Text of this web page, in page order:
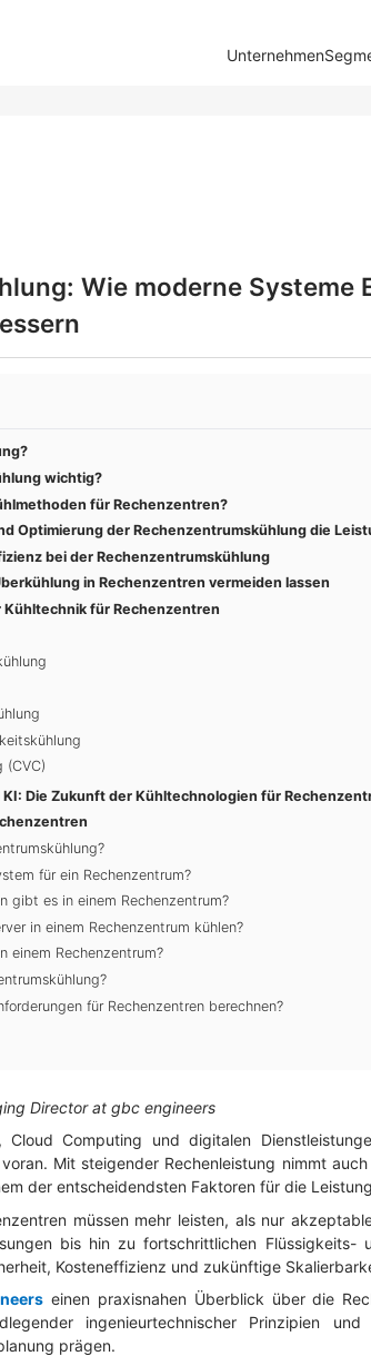
Unternehmen
Wie moderne Systeme
wichtig?
für Rechenzentren?
Optimierung der Rechenzentrumskühlung die
bei der Rechenzentrumskühlung
in Rechenzentren vermeiden lassen
für Rechenzentren
(CVC)
Die Zukunft der Kühltechnologien für
für ein Rechenzentrum?
gibt es in einem Rechenzentrum?
in einem Rechenzentrum kühlen?
einem Rechenzentrum?
für Rechenzentren berechnen?
Director at gbc engineers
Cloud Computing und digitalen
Mit steigender Rechenleistung nimmt
der entscheidendsten Faktoren für die
müssen mehr leisten, als nur
bis hin zu fortschrittlichen
Kosteneffizienz und zukünftige
einen praxisnahen Überblick über die
ingenieurtechnischer Prinzipien
prägen.